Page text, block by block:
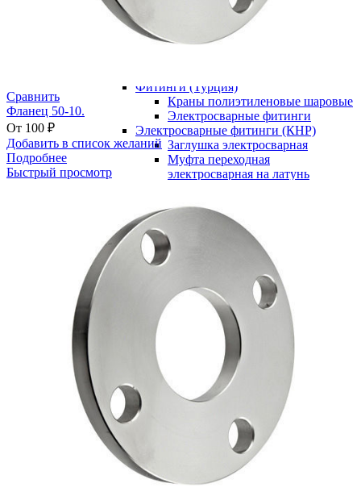
Тройник сварной
равнопроходной SDR 17
Тройник сварной
Фитинги (Турция)
Краны полиэтиленовые шаровые
Электросварные фитинги
Электросварные фитинги (КНР)
Заглушка электросварная
Муфта переходная
электросварная на латунь
Муфта эл. cварная редукционная
Муфта эл. сварная SDR 11/17
Отвод 45 г, Отвод 90 г, Отвод 30
г
Отвод э/с 30°
Отвод э/с 45°
Отвод э/с 90°
Седелка с фрезой электросварная
Седелочный отвод э/сварной
Тройник равносторонний
Тройник редукционный
Фланцы
Заглушка фланцевая
Фланцы плоские под приварку PN 16
Фланцы под приварку ру 10
Фланцы расточенные под ПЭ втулку PN 10
Фланцы расточенные под ПЭ втулку PN 16
Хомуты ремонтные
Хомуты ремонтные двухзамковые
Сравнить
Фланец 50-10.
От 100 ₽
Добавить в список желаний
Подробнее
Быстрый просмотр